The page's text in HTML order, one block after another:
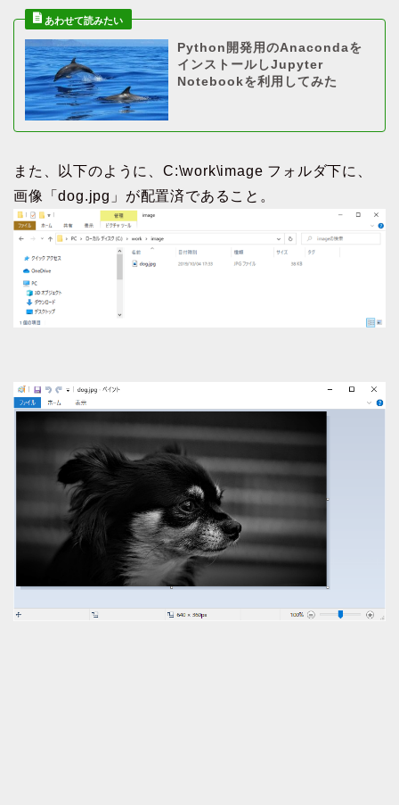
Python開発用のAnacondaを
インストールしJupyter
Notebookを利用してみた
また、以下のように、C:\work\image フォルダ下に、
画像「dog.jpg」が配置済であること。